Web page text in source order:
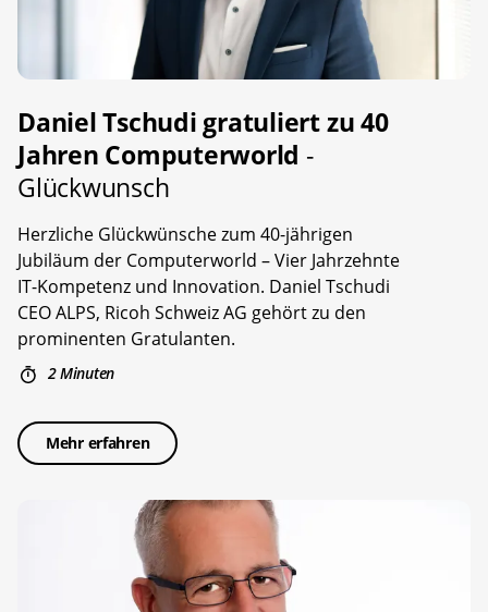
Daniel Tschudi gratuliert zu 40
Jahren Computerworld -
Glückwunsch
Herzliche Glückwünsche zum 40-jährigen
Jubiläum der Computerworld – Vier Jahrzehnte
IT-Kompetenz und Innovation. Daniel Tschudi
CEO ALPS, Ricoh Schweiz AG gehört zu den
prominenten Gratulanten.
2 Minuten
Mehr erfahren